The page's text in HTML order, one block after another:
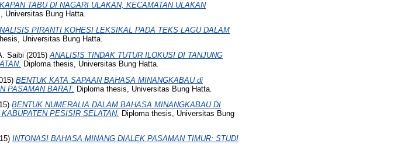
TABU DI NAGARI ULAKAN, KECAMATAN ULAKAN
Universitas Bung Hatta.
PIRANTI KOHESI LEKSIKAL PADA TEKS LAGU DALAM
Universitas Bung Hatta.
Saibi (2015) ANALISIS TINDAK TUTUR ILOKUSI DI TANJUNG
Diploma thesis, Universitas Bung Hatta.
BENTUK KATA SAPAAN BAHASA MINANGKABAU di
PASAMAN BARAT. Diploma thesis, Universitas Bung Hatta.
BENTUK NUMERALIA DALAM BAHASA MINANGKABAU DI
PESISIR SELATAN. Diploma thesis, Universitas Bung
INTONASI BAHASA MINANG DIALEK PASAMAN TIMUR: STUDI